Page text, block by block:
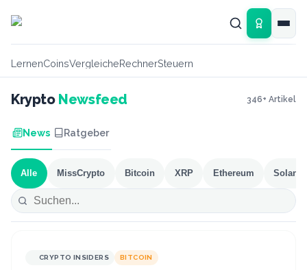
LernenCoinsVergleicheRechnerSteuern
Krypto Newsfeed 346+ Artikel
News Ratgeber
Alle MissCrypto Bitcoin XRP Ethereum Solana
CRYPTO INSIDERS BITCOIN